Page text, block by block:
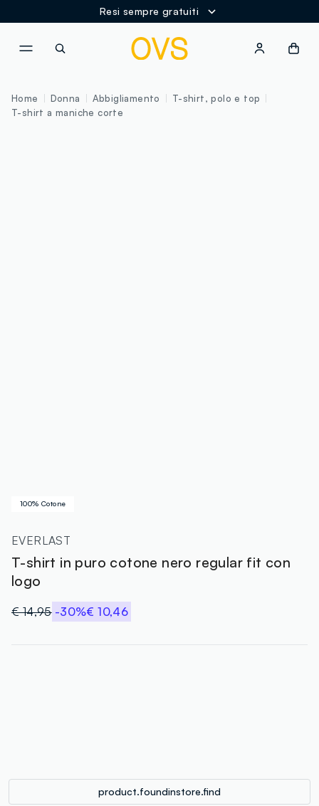
Resi sempre gratuiti
100% Cotone
Home Donna Abbigliamento
T-shirt, polo e top
T-shirt a maniche corte
EVERLAST
T-shirt in puro cotone nero regular fit con
logo
€ 14,95 -30%€ 10,46
product.foundinstore.find